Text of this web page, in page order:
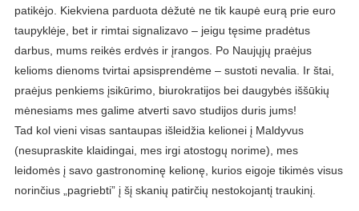
patikėjo. Kiekviena parduota dėžutė ne tik kaupė eurą prie euro
taupyklėje, bet ir rimtai signalizavo – jeigu tęsime pradėtus
darbus, mums reikės erdvės ir įrangos. Po Naujųjų praėjus
kelioms dienoms tvirtai apsisprendėme – sustoti nevalia. Ir štai,
praėjus penkiems įsikūrimo, biurokratijos bei daugybės iššūkių
mėnesiams mes galime atverti savo studijos duris jums!
Tad kol vieni visas santaupas išleidžia kelionei į Maldyvus
(nesupraskite klaidingai, mes irgi atostogų norime), mes
leidomės į savo gastronominę kelionę, kurios eigoje tikimės visus
norinčius „pagriebti” į šį skanių patirčių nestokojantį traukinį.